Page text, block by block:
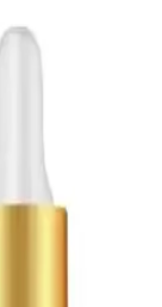
stilleri ön planda
moda
Çok Yönlü
cilt ve saç
etkisi
ve Etkili Saç